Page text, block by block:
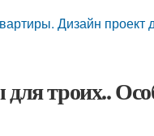
Дизайн проект
троих..